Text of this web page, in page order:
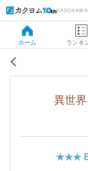
ホーム ランキ
異世
★★★